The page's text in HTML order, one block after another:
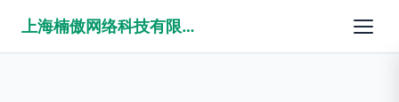
上海楠傲网络科技有限公司